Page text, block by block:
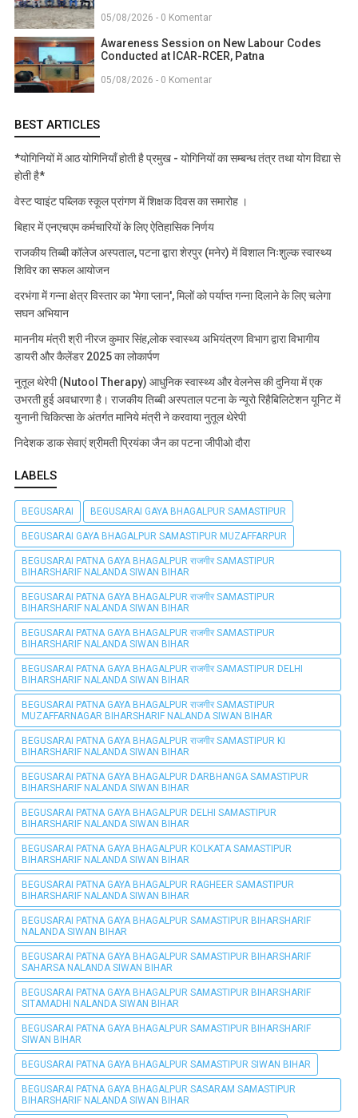
05/08/2026 - 0 Komentar
Awareness Session on New Labour Codes
Conducted at ICAR-RCER, Patna
05/08/2026 - 0 Komentar
BEST ARTICLES
*योगिनियों में आठ योगिनियाँ होती है प्रमुख - योगिनियों का सम्बन्ध तंत्र तथा योग विद्या से
होती है*
वेस्ट प्वाइंट पब्लिक स्कूल प्रांगण में शिक्षक दिवस का समारोह ।
बिहार में एनएचएम कर्मचारियों के लिए ऐतिहासिक निर्णय
राजकीय तिब्बी कॉलेज अस्पताल, पटना द्वारा शेरपुर (मनेर) में विशाल निःशुल्क स्वास्थ्य
शिविर का सफल आयोजन
दरभंगा में गन्ना क्षेत्र विस्तार का 'मेगा प्लान', मिलों को पर्याप्त गन्ना दिलाने के लिए चलेगा
सघन अभियान
माननीय मंत्री श्री नीरज कुमार सिंह,लोक स्वास्थ्य अभियंत्रण विभाग द्वारा विभागीय
डायरी और कैलेंडर 2025 का लोकार्पण
नुतूल थेरेपी (Nutool Therapy) आधुनिक स्वास्थ्य और वेलनेस की दुनिया में एक
उभरती हुई अवधारणा है। राजकीय तिब्बी अस्पताल पटना के न्यूरो रिहैबिलिटेशन यूनिट में
युनानी चिकित्सा के अंतर्गत मानिये मंत्री ने करवाया नुतूल थेरेपी
निदेशक डाक सेवाएं श्रीमती प्रियंका जैन का पटना जीपीओ दौरा
LABELS
BEGUSARAI BEGUSARAI GAYA BHAGALPUR SAMASTIPUR
BEGUSARAI GAYA BHAGALPUR SAMASTIPUR MUZAFFARPUR
BEGUSARAI PATNA GAYA BHAGALPUR राजगीर SAMASTIPUR
BIHARSHARIF NALANDA SIWAN BIHAR
BEGUSARAI PATNA GAYA BHAGALPUR राजगीर SAMASTIPUR
BIHARSHARIF NALANDA SIWAN BIHAR
BEGUSARAI PATNA GAYA BHAGALPUR राजगीर SAMASTIPUR
BIHARSHARIF NALANDA SIWAN BIHAR
BEGUSARAI PATNA GAYA BHAGALPUR राजगीर SAMASTIPUR DELHI
BIHARSHARIF NALANDA SIWAN BIHAR
BEGUSARAI PATNA GAYA BHAGALPUR राजगीर SAMASTIPUR
MUZAFFARNAGAR BIHARSHARIF NALANDA SIWAN BIHAR
BEGUSARAI PATNA GAYA BHAGALPUR राजगीर SAMASTIPUR KI
BIHARSHARIF NALANDA SIWAN BIHAR
BEGUSARAI PATNA GAYA BHAGALPUR DARBHANGA SAMASTIPUR
BIHARSHARIF NALANDA SIWAN BIHAR
BEGUSARAI PATNA GAYA BHAGALPUR DELHI SAMASTIPUR
BIHARSHARIF NALANDA SIWAN BIHAR
BEGUSARAI PATNA GAYA BHAGALPUR KOLKATA SAMASTIPUR
BIHARSHARIF NALANDA SIWAN BIHAR
BEGUSARAI PATNA GAYA BHAGALPUR RAGHEER SAMASTIPUR
BIHARSHARIF NALANDA SIWAN BIHAR
BEGUSARAI PATNA GAYA BHAGALPUR SAMASTIPUR BIHARSHARIF
NALANDA SIWAN BIHAR
BEGUSARAI PATNA GAYA BHAGALPUR SAMASTIPUR BIHARSHARIF
SAHARSA NALANDA SIWAN BIHAR
BEGUSARAI PATNA GAYA BHAGALPUR SAMASTIPUR BIHARSHARIF
SITAMADHI NALANDA SIWAN BIHAR
BEGUSARAI PATNA GAYA BHAGALPUR SAMASTIPUR BIHARSHARIF
SIWAN BIHAR
BEGUSARAI PATNA GAYA BHAGALPUR SAMASTIPUR SIWAN BIHAR
BEGUSARAI PATNA GAYA BHAGALPUR SASARAM SAMASTIPUR
BIHARSHARIF NALANDA SIWAN BIHAR